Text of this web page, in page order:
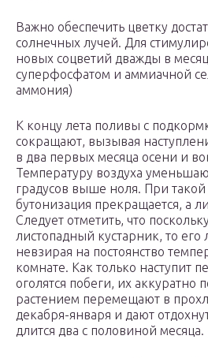
Важно обеспечить цветку
солнечных лучей. Для
новых соцветий дважды в
суперфосфатом и аммиачной
аммония)
К концу лета поливы с
сокращают, вызывая
в два первых месяца осени и
Температуру воздуха
градусов выше ноля. При такой
бутонизация прекращается, а
Следует отметить, что
листопадный кустарник, то его
невзирая на постоянство
комнате. Как только наступит
оголятся побеги, их аккуратно
растением перемещают в
декабря-января и дают
длится два с половиной месяца.